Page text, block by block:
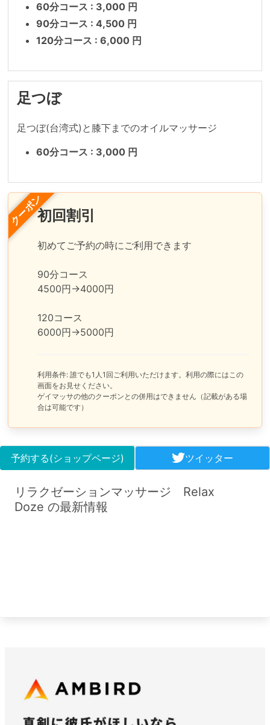
60分コース : 3,000 円
90分コース : 4,500 円
120分コース : 6,000 円
足つぼ
足つぼ(台湾式)と膝下までのオイルマッサージ
60分コース : 3,000 円
初回割引
初めてご予約の時にご利用できます
90分コース
4500円→4000円
120コース
6000円→5000円
利用条件: 誰でも1人1回ご利用いただけます。利用の際にはこの
画面をお見せください。
ゲイマッサの他のクーポンとの併用はできません（記載がある場
合は可能です）
クーポン
予約する(ショップページ) ツイッター
リラクゼーションマッサージ Relax
Doze の最新情報